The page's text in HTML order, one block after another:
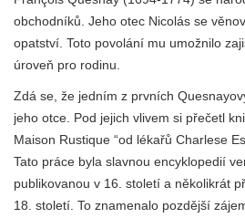
obchodníků. Jeho otec Nicolás se
opatství. Toto povolání mu umožnilo
úroveň pro rodinu.
Zdá se, že jedním z prvních
jeho otce. Pod jejich vlivem si přečetl
Maison Rustique “od lékařů Charlese
Tato práce byla slavnou encyklopedií
publikovanou v 16. století a několikrát
18. století. To znamenalo pozdější